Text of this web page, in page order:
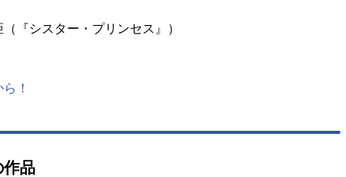
『シスター・プリンセス』）
！
品